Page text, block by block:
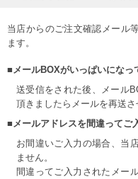
当店からのご注文確認メール
ます。
■メールBOXがいっぱいになっ
送受信をされた後、メール
頂きましたらメールを再送さ
■メールアドレスを間違ってご
お間違いご入力の場合、当
ません。
間違ってご入力されたメー